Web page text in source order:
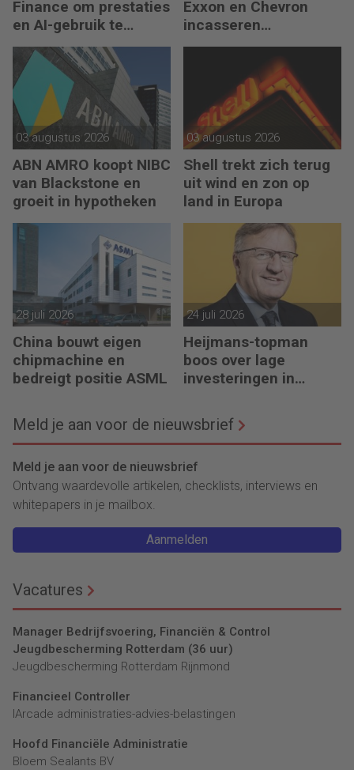
Finance om prestaties
en AI-gebruik te
versnellen
Exxon en Chevron
incasseren
miljardenwinsten
03 augustus 2026
ABN AMRO koopt NIBC
van Blackstone en
groeit in hypotheken
03 augustus 2026
Shell trekt zich terug
uit wind en zon op
land in Europa
28 juli 2026
China bouwt eigen
chipmachine en
bedreigt positie ASML
24 juli 2026
Heijmans-topman
boos over lage
investeringen in
Meld je aan voor de nieuwsbrief
Meld je aan voor de nieuwsbrief
Ontvang waardevolle artikelen, checklists, interviews en
whitepapers in je mailbox.
Aanmelden
Vacatures
Manager Bedrijfsvoering, Financiën & Control
Jeugdbescherming Rotterdam (36 uur)
Jeugdbescherming Rotterdam Rijnmond
Financieel Controller
lArcade administraties-advies-belastingen
Hoofd Financiële Administratie
Bloem Sealants BV